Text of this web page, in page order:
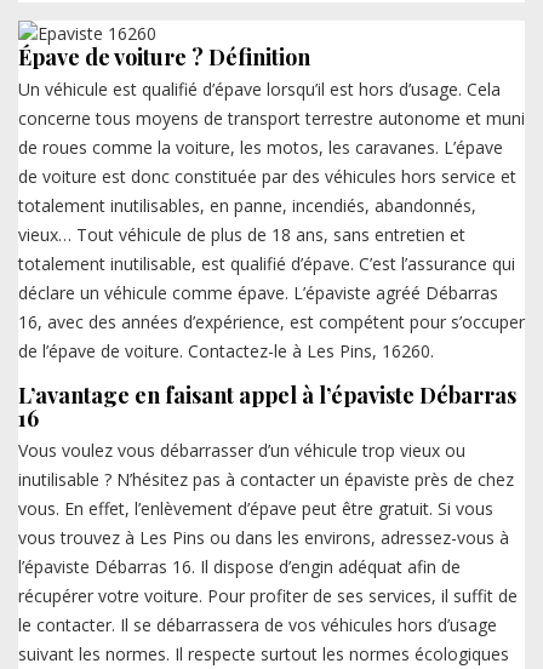
Épave de voiture ? Définition
Un véhicule est qualifié d’épave lorsqu’il est hors d’usage. Cela
concerne tous moyens de transport terrestre autonome et muni
de roues comme la voiture, les motos, les caravanes. L’épave
de voiture est donc constituée par des véhicules hors service et
totalement inutilisables, en panne, incendiés, abandonnés,
vieux… Tout véhicule de plus de 18 ans, sans entretien et
totalement inutilisable, est qualifié d’épave. C’est l’assurance qui
déclare un véhicule comme épave. L’épaviste agréé Débarras
16, avec des années d’expérience, est compétent pour s’occuper
de l’épave de voiture. Contactez-le à Les Pins, 16260.
L’avantage en faisant appel à l’épaviste Débarras
16
Vous voulez vous débarrasser d’un véhicule trop vieux ou
inutilisable ? N’hésitez pas à contacter un épaviste près de chez
vous. En effet, l’enlèvement d’épave peut être gratuit. Si vous
vous trouvez à Les Pins ou dans les environs, adressez-vous à
l’épaviste Débarras 16. Il dispose d’engin adéquat afin de
récupérer votre voiture. Pour profiter de ses services, il suffit de
le contacter. Il se débarrassera de vos véhicules hors d’usage
suivant les normes. Il respecte surtout les normes écologiques